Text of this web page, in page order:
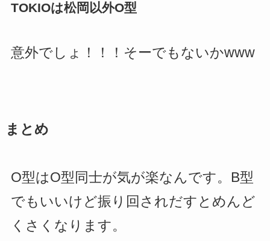
TOKIOは松岡以外O型
意外でしょ！！！そーでもないかwww
まとめ
O型はO型同士が気が楽なんです。B型
でもいいけど振り回されだすとめんど
くさくなります。